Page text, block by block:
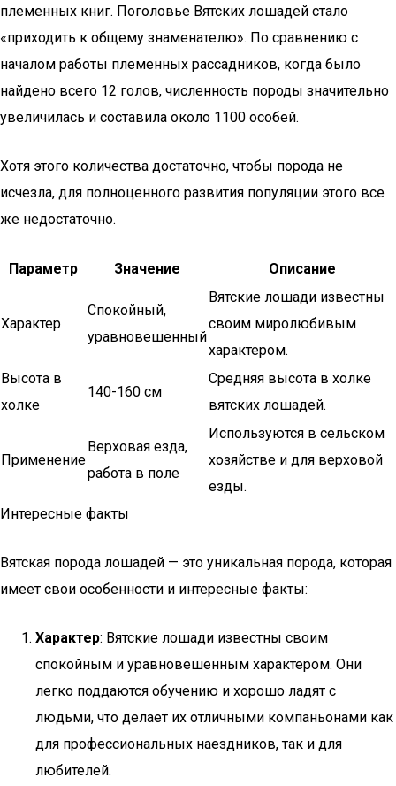
племенных книг. Поголовье Вятских лошадей стало
«приходить к общему знаменателю». По сравнению с
началом работы племенных рассадников, когда было
найдено всего 12 голов, численность породы значительно
увеличилась и составила около 1100 особей.
Хотя этого количества достаточно, чтобы порода не
исчезла, для полноценного развития популяции этого все
же недостаточно.
Параметр Значение Описание
Характер
Спокойный,
уравновешенный
Вятские лошади известны
своим миролюбивым
характером.
Высота в
холке
140-160 см
Средняя высота в холке
вятских лошадей.
Применение
Верховая езда,
работа в поле
Используются в сельском
хозяйстве и для верховой
езды.
Интересные факты
Вятская порода лошадей — это уникальная порода, которая
имеет свои особенности и интересные факты:
Характер: Вятские лошади известны своим
спокойным и уравновешенным характером. Они
легко поддаются обучению и хорошо ладят с
людьми, что делает их отличными компаньонами как
для профессиональных наездников, так и для
любителей.